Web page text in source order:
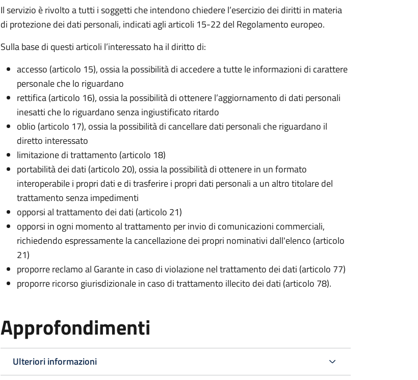
Il servizio è rivolto a tutti i soggetti che intendono chiedere l’esercizio dei diritti in materia
di protezione dei dati personali, indicati agli articoli 15-22 del Regolamento europeo.
Sulla base di questi articoli l’interessato ha il diritto di:
accesso (articolo 15), ossia la possibilità di accedere a tutte le informazioni di carattere
personale che lo riguardano
rettifica (articolo 16), ossia la possibilità di ottenere l’aggiornamento di dati personali
inesatti che lo riguardano senza ingiustificato ritardo
oblio (articolo 17), ossia la possibilità di cancellare dati personali che riguardano il
diretto interessato
limitazione di trattamento (articolo 18)
portabilità dei dati (articolo 20), ossia la possibilità di ottenere in un formato
interoperabile i propri dati e di trasferire i propri dati personali a un altro titolare del
trattamento senza impedimenti
opporsi al trattamento dei dati (articolo 21)
opporsi in ogni momento al trattamento per invio di comunicazioni commerciali,
richiedendo espressamente la cancellazione dei propri nominativi dall'elenco (articolo
21)
proporre reclamo al Garante in caso di violazione nel trattamento dei dati (articolo 77)
proporre ricorso giurisdizionale in caso di trattamento illecito dei dati (articolo 78).
Approfondimenti
Ulteriori informazioni